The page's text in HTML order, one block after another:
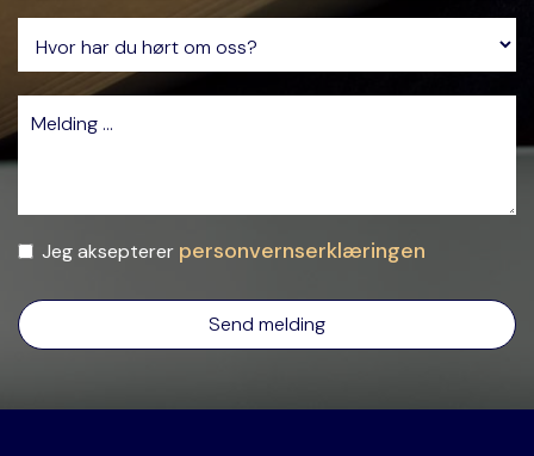
Jeg aksepterer personvernserklæringen